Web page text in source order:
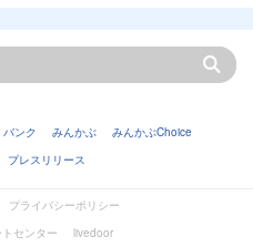
バンク みんかぶ
みんかぶChoice
プレスリリース
プライバシーポリシー
センター
livedoor